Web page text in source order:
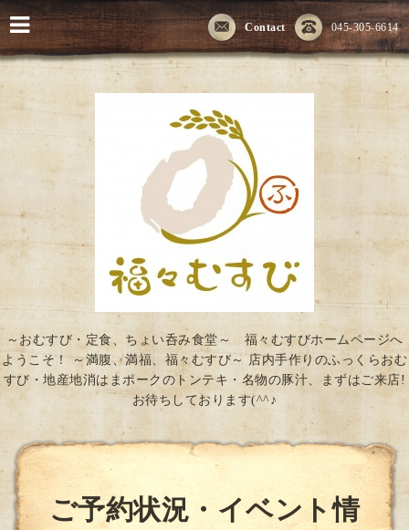
045-305-6614
Contact
～おむすび・定食、ちょい呑み食堂～ 福々むすびホームページへ
ようこそ！ ～満腹、満福、福々むすび～ 店内手作りのふっくらおむ
すび・地産地消はまポークのトンテキ・名物の豚汁、まずはご来店!
お待ちしております(^^♪
ご予約状況・イベント情